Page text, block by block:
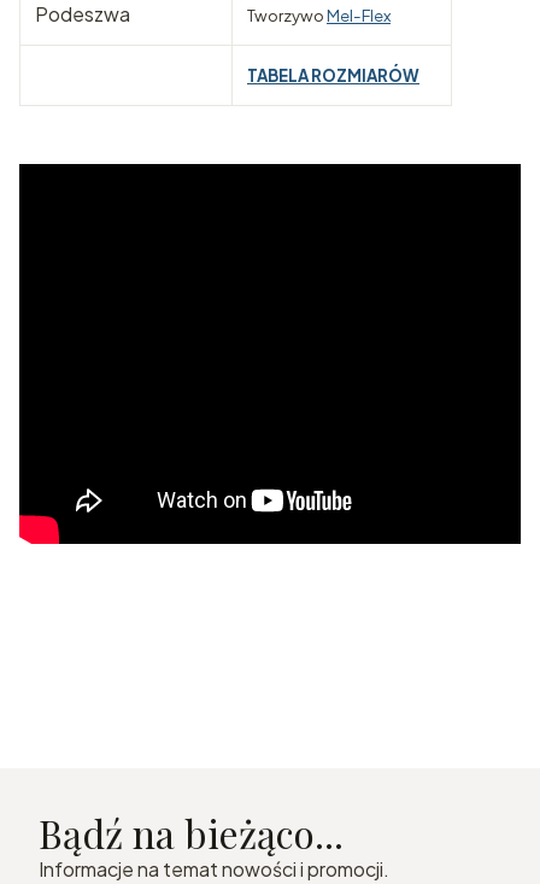
Podeszwa TworzywoMel-Flex
TABELA ROZMIARÓW
Bądź na bieżąco...
Informacje na temat nowości i promocji.